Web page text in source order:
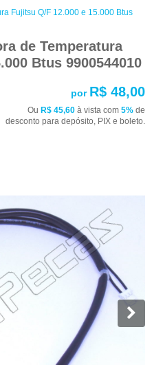
Fujitsu Q/F 12.000 e 15.000 Btus
de Temperatura
Btus 9900544010
por R$ 48,00
Ou R$ 45,60 à vista com 5% de
desconto para depósito, PIX e boleto.